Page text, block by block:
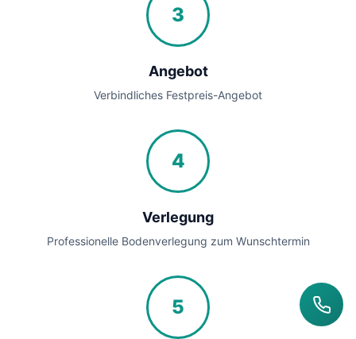
3
Angebot
Verbindliches Festpreis-Angebot
4
Verlegung
Professionelle Bodenverlegung zum Wunschtermin
5